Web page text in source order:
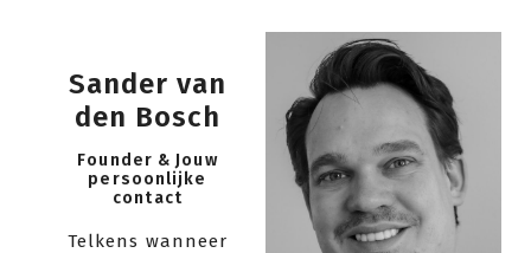
Sander van
den Bosch
Founder & Jouw
persoonlijke
contact
Telkens wanneer